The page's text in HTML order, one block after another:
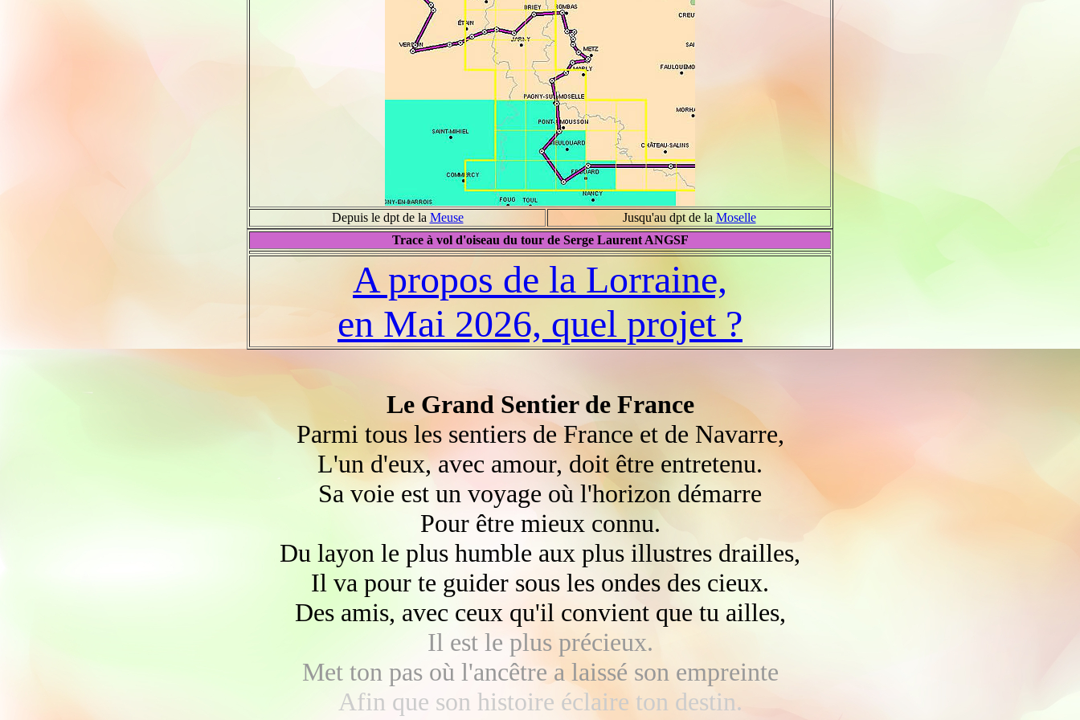
Depuis le dpt de la Meuse Jusqu'au dpt de la Moselle
Trace à vol d'oiseau du tour de Serge Laurent ANGSF
A propos de la Lorraine,
en Mai 2026, quel projet ?
Le Grand Sentier de France
Parmi tous les sentiers de France et de Navarre,
L'un d'eux, avec amour, doit être entretenu.
Sa voie est un voyage où l'horizon démarre
Pour être mieux connu.
Du layon le plus humble aux plus illustres drailles,
Il va pour te guider sous les ondes des cieux.
Des amis, avec ceux qu'il convient que tu ailles,
Il est le plus précieux.
Met ton pas où l'ancêtre a laissé son empreinte
Afin que son histoire éclaire ton destin.